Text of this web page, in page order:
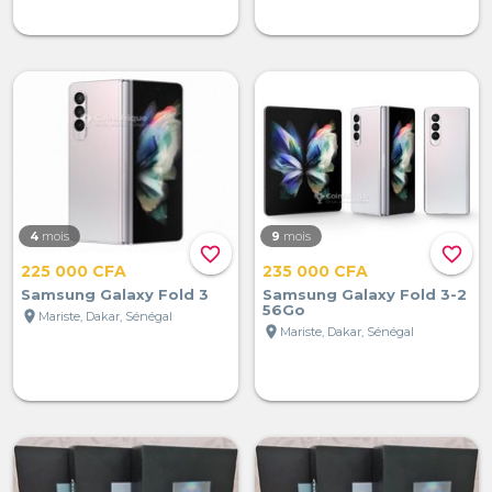
favorite_border
4 mois
225 000 CFA
Samsung Galaxy Fold 3
location_on Mariste, Dakar, Sénégal
favorite_border
9 mois
235 000 CFA
Samsung Galaxy Fold 3-2
56Go
location_on Mariste, Dakar, Sénégal